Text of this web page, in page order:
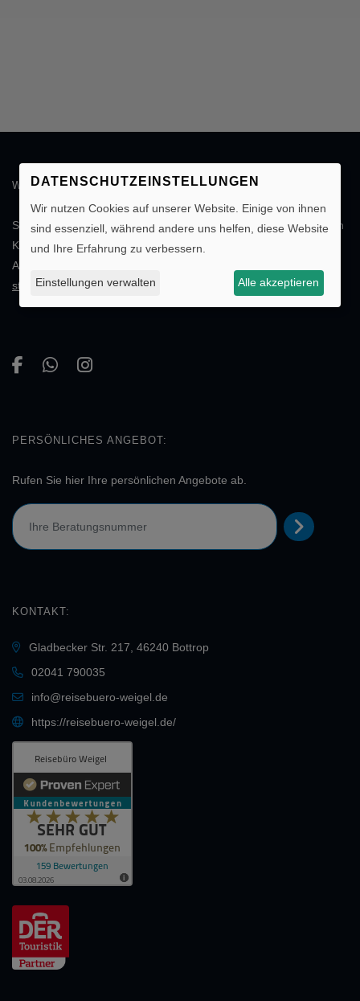
WIR BERATEN SIE GERN!
Schicken Sie uns einfach Ihreindividuelle Anfrage. Sie erhalten in
Kürze die gewünschten Informationen oder ein entsprechendes
Angebot. Wir freuen uns auf Ihre Nachricht.
stellen!
PERSÖNLICHES ANGEBOT:
Rufen Sie hier Ihre persönlichen Angebote ab.
KONTAKT:
Gladbecker Str. 217, 46240 Bottrop
02041 790035
info@reisebuero-weigel.de
https://reisebuero-weigel.de/
DATENSCHUTZEINSTELLUNGEN
Wir nutzen Cookies auf unserer Website. Einige von ihnen
sind essenziell, während andere uns helfen, diese Website
und Ihre Erfahrung zu verbessern.
Einstellungen verwalten Alle akzeptieren